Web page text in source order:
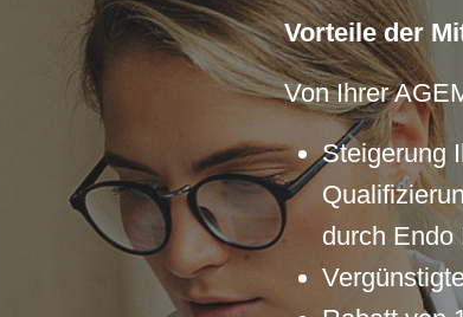
Vorteile der
Von Ihrer
Steigerung
durch Endo